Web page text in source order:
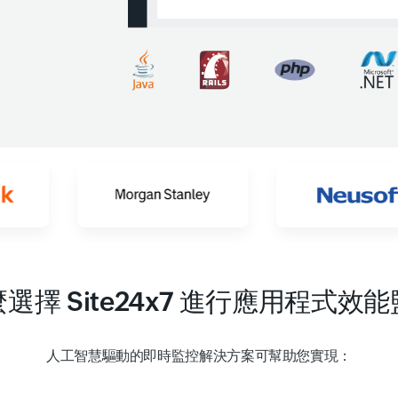
選擇 Site24x7 進行應用程式效能
人工智慧驅動的即時監控解決方案可幫助您實現：